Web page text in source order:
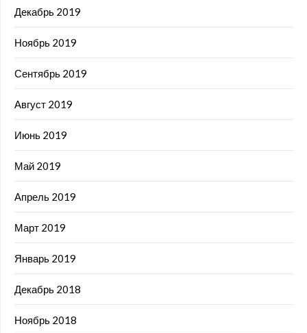
Декабрь 2019
Ноябрь 2019
Сентябрь 2019
Август 2019
Июнь 2019
Май 2019
Апрель 2019
Март 2019
Январь 2019
Декабрь 2018
Ноябрь 2018